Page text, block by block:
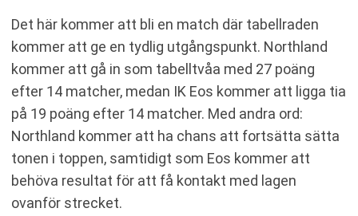
Det här kommer att bli en match där tabellraden
kommer att ge en tydlig utgångspunkt. Northland
kommer att gå in som tabelltvåa med 27 poäng
efter 14 matcher, medan IK Eos kommer att ligga tia
på 19 poäng efter 14 matcher. Med andra ord:
Northland kommer att ha chans att fortsätta sätta
tonen i toppen, samtidigt som Eos kommer att
behöva resultat för att få kontakt med lagen
ovanför strecket.